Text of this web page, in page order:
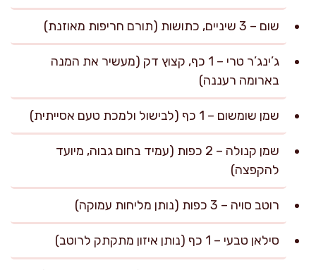
שום – 3 שיניים, כתושות (תורם חריפות מאוזנת)
ג’ינג’ר טרי – 1 כף, קצוץ דק (מעשיר את המנה
בארומה רעננה)
שמן שומשום – 1 כף (לבישול ולמכת טעם אסייתית)
שמן קנולה – 2 כפות (עמיד בחום גבוה, מיועד
להקפצה)
רוטב סויה – 3 כפות (נותן מליחות עמוקה)
סילאן טבעי – 1 כף (נותן איזון מתקתק לרוטב)